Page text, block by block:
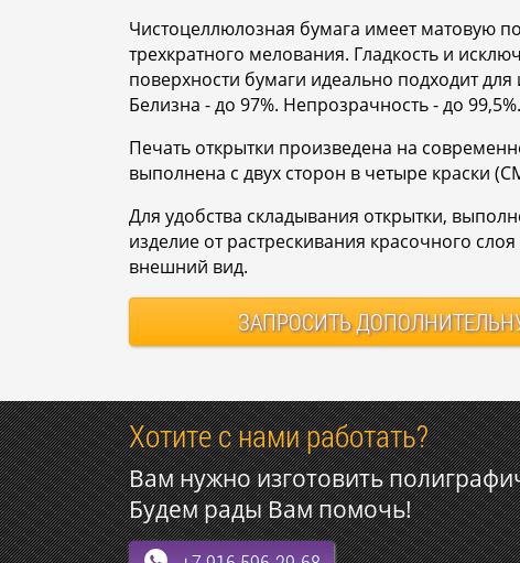
Чистоцеллюлозная бумага имеет матовую
трехкратного мелования. Гладкость и
поверхности бумаги идеально подходит
Белизна - до 97%. Непрозрачность - до 99,5%.
Печать открытки произведена на
выполнена с двух сторон в четыре краски
Для удобства складывания открытки,
изделие от растрескивания красочного
внешний вид.
ЗАПРОСИТЬ
Хотите с нами работать?
Вам нужно изготовить
Будем рады Вам помочь!